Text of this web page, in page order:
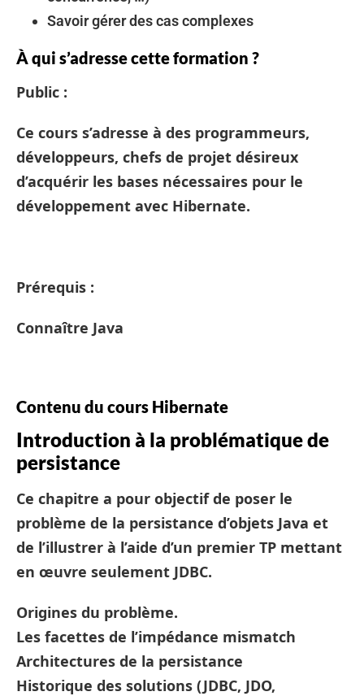
Savoir gérer des cas complexes
À qui s’adresse cette formation ?
Public :
Ce cours s’adresse à des programmeurs,
développeurs, chefs de projet désireux
d’acquérir les bases nécessaires pour le
développement avec Hibernate.
Prérequis :
Connaître Java
Contenu du cours Hibernate
Introduction à la problématique de
persistance
Ce chapitre a pour objectif de poser le
problème de la persistance d’objets Java et
de l’illustrer à l’aide d’un premier TP mettant
en œuvre seulement JDBC.
Origines du problème.
Les facettes de l’impédance mismatch
Architectures de la persistance
Historique des solutions (JDBC, JDO,